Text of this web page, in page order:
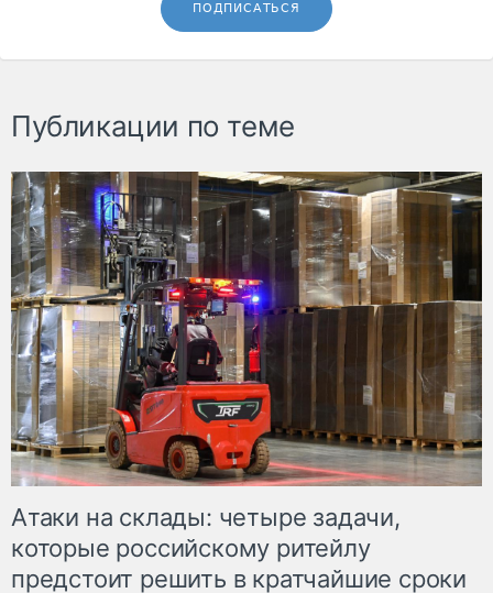
ПОДПИСАТЬСЯ
Публикации по теме
Атаки на склады: четыре задачи,
которые российскому ритейлу
предстоит решить в кратчайшие сроки